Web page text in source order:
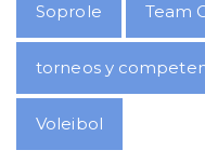
Soprole Team
torneos y
Voleibol